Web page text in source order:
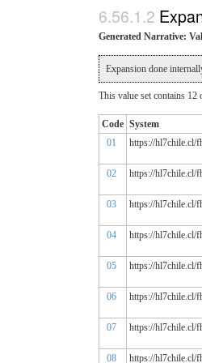
Generated Narrative:
Expansion done
This value set contains 12
Code System
01
https://hl7chile.cl/
02 https://hl7chile.cl/
03 https://hl7chile.cl/
04 https://hl7chile.cl/
05 https://hl7chile.cl/
06 https://hl7chile.cl/
07 https://hl7chile.cl/
08 https://hl7chile.cl/